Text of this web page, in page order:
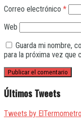
Correo electrónico *
Web
Guarda mi nombre,
para la próxima vez que
Últimos Tweets
Tweets by ElTermometro_